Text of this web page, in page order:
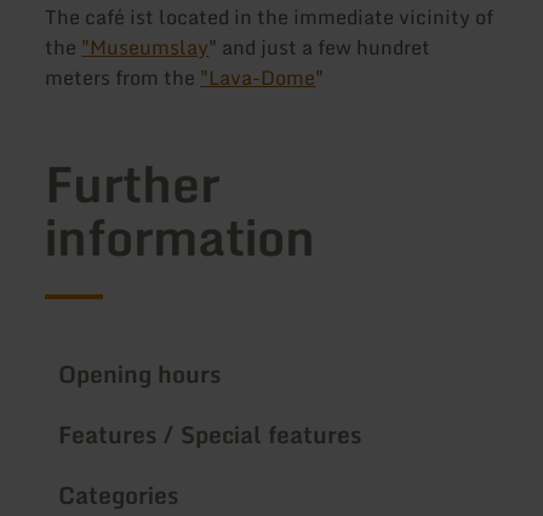
The café ist located in the immediate vicinity of
the "Museumslay" and just a few hundret
meters from the "Lava-Dome"
Further
information
Opening hours
Features / Special features
Categories